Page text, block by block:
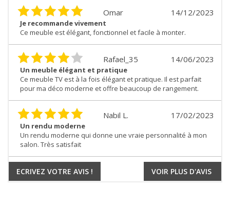
14/12/2023
Omar
Je recommande vivement
Ce meuble est élégant, fonctionnel et facile à monter.
14/06/2023
Rafael_35
Un meuble élégant et pratique
Ce meuble TV est à la fois élégant et pratique. Il est parfait
pour ma déco moderne et offre beaucoup de rangement.
17/02/2023
Nabil L.
Un rendu moderne
Un rendu moderne qui donne une vraie personnalité à mon
salon. Très satisfait
ECRIVEZ VOTRE AVIS ! VOIR PLUS D'AVIS